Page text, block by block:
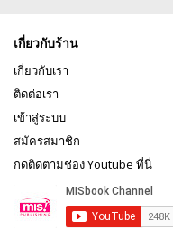
เกี่ยวกับร้าน
เกี่ยวกับเรา
ติดต่อเรา
เข้าสู่ระบบ
สมัครสมาชิก
กดติดตามช่อง Youtube ที่นี่